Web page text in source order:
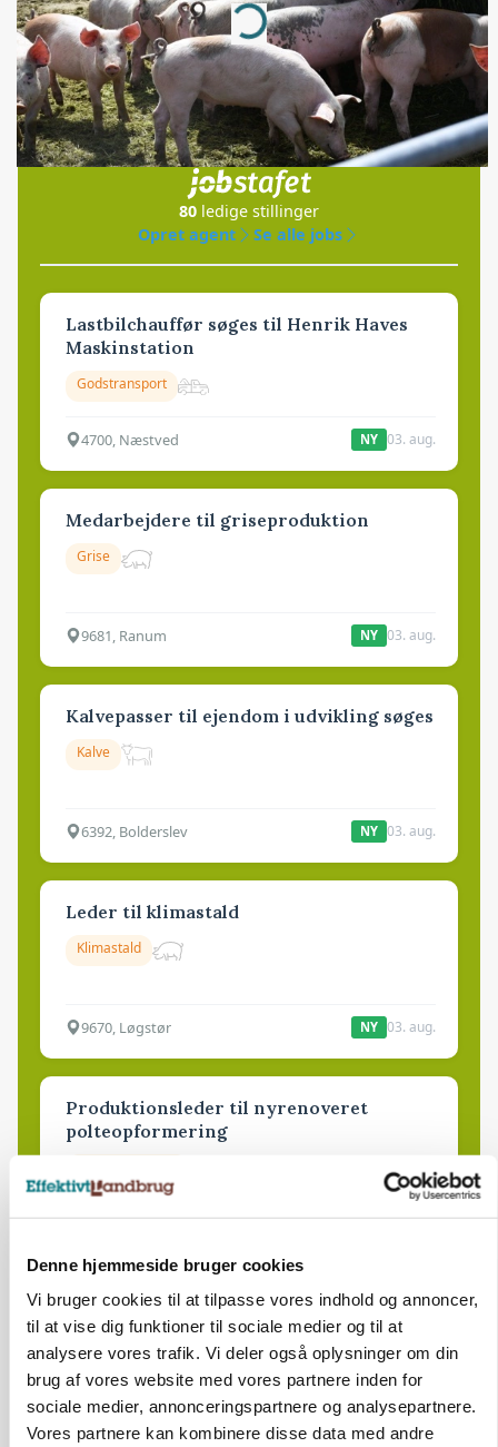
Denne hjemmeside bruger cookies
Vi bruger cookies til at tilpasse vores indhold og annoncer,
til at vise dig funktioner til sociale medier og til at
analysere vores trafik. Vi deler også oplysninger om din
brug af vores website med vores partnere inden for
sociale medier, annonceringspartnere og analysepartnere.
Vores partnere kan kombinere disse data med andre
Loading...
Jobs
i samarbejde med
80 ledige stillinger
Opret agent
Se alle jobs
Lastbilchauffør søges til Henrik Haves
Maskinstation
Godstransport
4700, Næstved NY 03. aug.
Medarbejdere til griseproduktion
Grise
9681, Ranum NY 03. aug.
Kalvepasser til ejendom i udvikling søges
Kalve
6392, Bolderslev NY 03. aug.
Leder til klimastald
Klimastald
9670, Løgstør NY 03. aug.
Produktionsleder til nyrenoveret
polteopformering
9670, Løgstør NY 03. aug.
Medarbejder - fodermester søges
6270, Tønder 31. jul.